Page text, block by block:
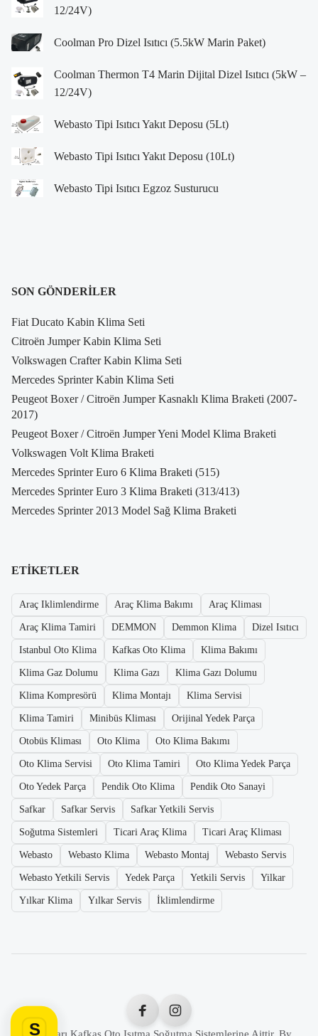
12/24V)
Coolman Pro Dizel Isıtıcı (5.5kW Marin Paket)
Coolman Thermon T4 Marin Dijital Dizel Isıtıcı (5kW –
12/24V)
Webasto Tipi Isıtıcı Yakıt Deposu (5Lt)
Webasto Tipi Isıtıcı Yakıt Deposu (10Lt)
Webasto Tipi Isıtıcı Egzoz Susturucu
SON GÖNDERILER
Fiat Ducato Kabin Klima Seti
Citroën Jumper Kabin Klima Seti
Volkswagen Crafter Kabin Klima Seti
Mercedes Sprinter Kabin Klima Seti
Peugeot Boxer / Citroën Jumper Kasnaklı Klima Braketi (2007-
2017)
Peugeot Boxer / Citroën Jumper Yeni Model Klima Braketi
Volkswagen Volt Klima Braketi
Mercedes Sprinter Euro 6 Klima Braketi (515)
Mercedes Sprinter Euro 3 Klima Braketi (313/413)
Mercedes Sprinter 2013 Model Sağ Klima Braketi
ETIKETLER
Araç Iklimlendirme Araç Klima Bakımı Araç Kliması
Araç Klima Tamiri DEMMON Demmon Klima Dizel Isıtıcı
Istanbul Oto Klima Kafkas Oto Klima Klima Bakımı
Klima Gaz Dolumu Klima Gazı Klima Gazı Dolumu
Klima Kompresörü Klima Montajı Klima Servisi
Klima Tamiri Minibüs Kliması Orijinal Yedek Parça
Otobüs Kliması Oto Klima Oto Klima Bakımı
Oto Klima Servisi Oto Klima Tamiri Oto Klima Yedek Parça
Oto Yedek Parça Pendik Oto Klima Pendik Oto Sanayi
Safkar Safkar Servis Safkar Yetkili Servis
Soğutma Sistemleri Ticari Araç Klima Ticari Araç Kliması
Webasto Webasto Klima Webasto Montaj Webasto Servis
Webasto Yetkili Servis Yedek Parça Yetkili Servis Yilkar
Yılkar Klima Yılkar Servis İklimlendirme
S